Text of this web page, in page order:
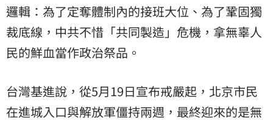
邏輯：為了定奪體制內的接班大位、為了鞏固獨
裁底線，中共不惜「共同製造」危機，拿無辜人
民的鮮血當作政治祭品。
台灣基進說，從5月19日宣布戒嚴起，北京市民
在進城入口與解放軍僵持兩週，最終迎來的是無